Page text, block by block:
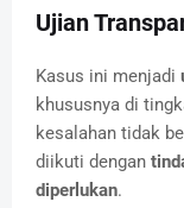
Ujian
Kasus ini menjadi
khususnya di
kesalahan tidak
diikuti dengan
diperlukan.